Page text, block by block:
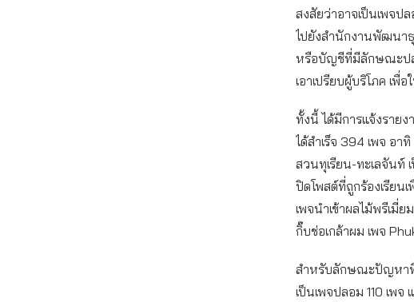
สงสัยว่าอาจเป็นเพจป
ไปยังสำนักงานพัฒนาธุ
หรือบัญชีที่มีลักษณะปล
เอาเปรียบผู้บริโภค เพื่
ทั้งนี้ ได้มีการแจ้งราย
ได้สำเร็จ 394 เพจ อา
สวนทุเรียน-ทะเลจันท์
ปิดโพสต์ที่ถูกร้องเรียน
เพจนำเข้าผลไม้พรีเมี่
กิ๊บช่อเกล้าผม เพจ
สำหรับลักษณะปัญหาที่
เป็นเพจปลอม 110 เพ